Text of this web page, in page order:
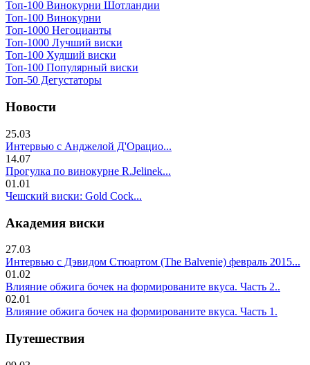
Топ-100 Винокурни Шотландии
Топ-100 Винокурни
Топ-1000 Негоцианты
Топ-1000 Лучший виски
Топ-100 Худший виски
Топ-100 Популярный виски
Топ-50 Дегустаторы
Новости
25.03
Интервью с Анджелой Д'Орацио...
14.07
Прогулка по винокурне R.Jelinek...
01.01
Чешский виски: Gold Cock...
Академия виски
27.03
Интервью с Дэвидом Стюартом (The Balvenie) февраль 2015...
01.02
Влияние обжига бочек на формированите вкуса. Часть 2..
02.01
Влияние обжига бочек на формированите вкуса. Часть 1.
Путешествия